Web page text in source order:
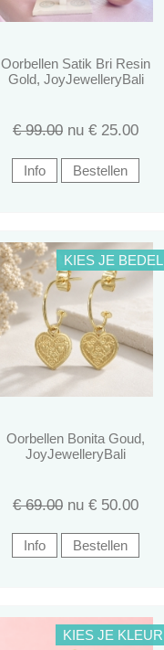
Oorbellen Satik Bri Resin
Gold, JoyJewelleryBali
€ 99.00 nu € 25.00
KIES JE BEDEL
Oorbellen Bonita Goud,
JoyJewelleryBali
€ 69.00 nu € 50.00
KIES JE KLEUR